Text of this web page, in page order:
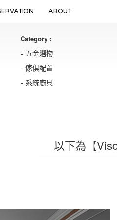
ABOUT
Category :
五金選物
傢俱配置
系統廚具
以下為【